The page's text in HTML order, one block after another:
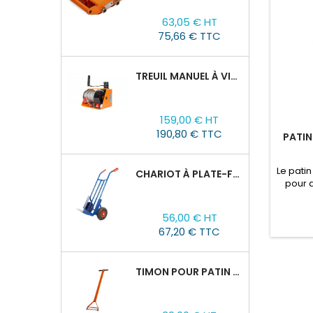
base
63,05 € HT
75,66 € TTC
TREUIL MANUEL À VIS SANS FIN VS500, 0,5TX25M
159,00 € HT
190,80 € TTC
CHARIOT À PLATE-FORME TOR HT 300
56,00 € HT
67,20 € TTC
TIMON POUR PATIN ROULEUR CRA-4/6/8
Le
pour